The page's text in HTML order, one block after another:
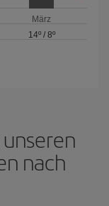
März
14º/ 8º
nach